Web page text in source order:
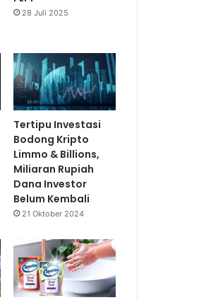
28 Juli 2025
Tertipu Investasi
Bodong Kripto
Limmo & Billions,
Miliaran Rupiah
Dana Investor
Belum Kembali
21 Oktober 2024